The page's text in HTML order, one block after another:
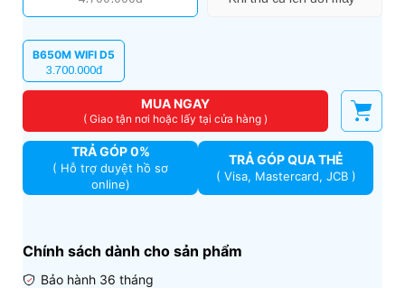
B650M WIFI D5
3.700.000đ
MUA NGAY
( Giao tận nơi hoặc lấy tại cửa hàng )
TRẢ GÓP 0%
( Hỗ trợ duyệt hồ sơ
online)
TRẢ GÓP QUA THẺ
( Visa, Mastercard, JCB )
Chính sách dành cho sản phẩm
Bảo hành 36 tháng